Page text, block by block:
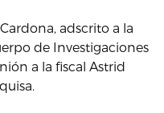
adscrito a la
de Investigaciones
a la fiscal Astrid